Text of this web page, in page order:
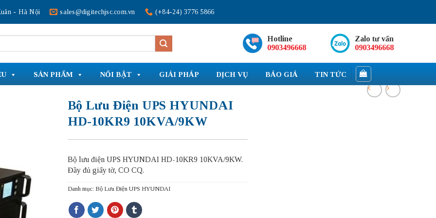
- Hà Nội sales@digitechjsc.com.vn (+84-24) 3776 5866
Hotline
0903496668
Zalo tư vấn
0903496668
SẢN PHẨM NỔI BẬT GIẢI PHÁP DỊCH VỤ BÁO GIÁ TIN TỨC
Bộ Lưu Điện UPS HYUNDAI
HD-10KR9 10KVA/9KW
Bộ lưu điện UPS HYUNDAI HD-10KR9 10KVA/9KW.
Đầy đủ giấy tờ, CO CQ.
Danh mục: Bộ Lưu Điện UPS HYUNDAI